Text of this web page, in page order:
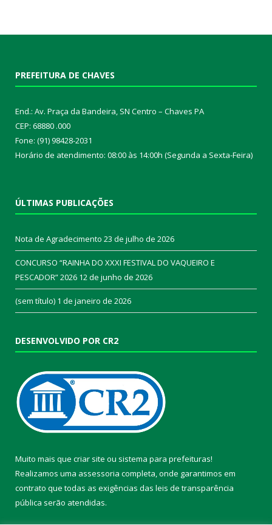
PREFEITURA DE CHAVES
End.: Av. Praça da Bandeira, SN Centro – Chaves PA
CEP: 68880 .000
Fone: (91) 98428-2031
Horário de atendimento: 08:00 às 14:00h (Segunda a Sexta-Feira)
ÚLTIMAS PUBLICAÇÕES
Nota de Agradecimento 23 de julho de 2026
CONCURSO “RAINHA DO XXXI FESTIVAL DO VAQUEIRO E
PESCADOR” 2026 12 de junho de 2026
(sem título) 1 de janeiro de 2026
DESENVOLVIDO POR CR2
Muito mais que criar site ou sistema para prefeituras!
Realizamos uma assessoria completa, onde garantimos em
contrato que todas as exigências das leis de transparência
pública serão atendidas.